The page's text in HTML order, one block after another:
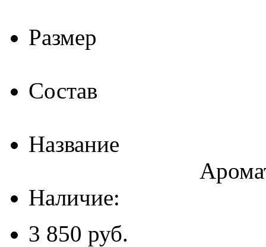
Размер
Состав
Название
Наличие:
3 850 руб.